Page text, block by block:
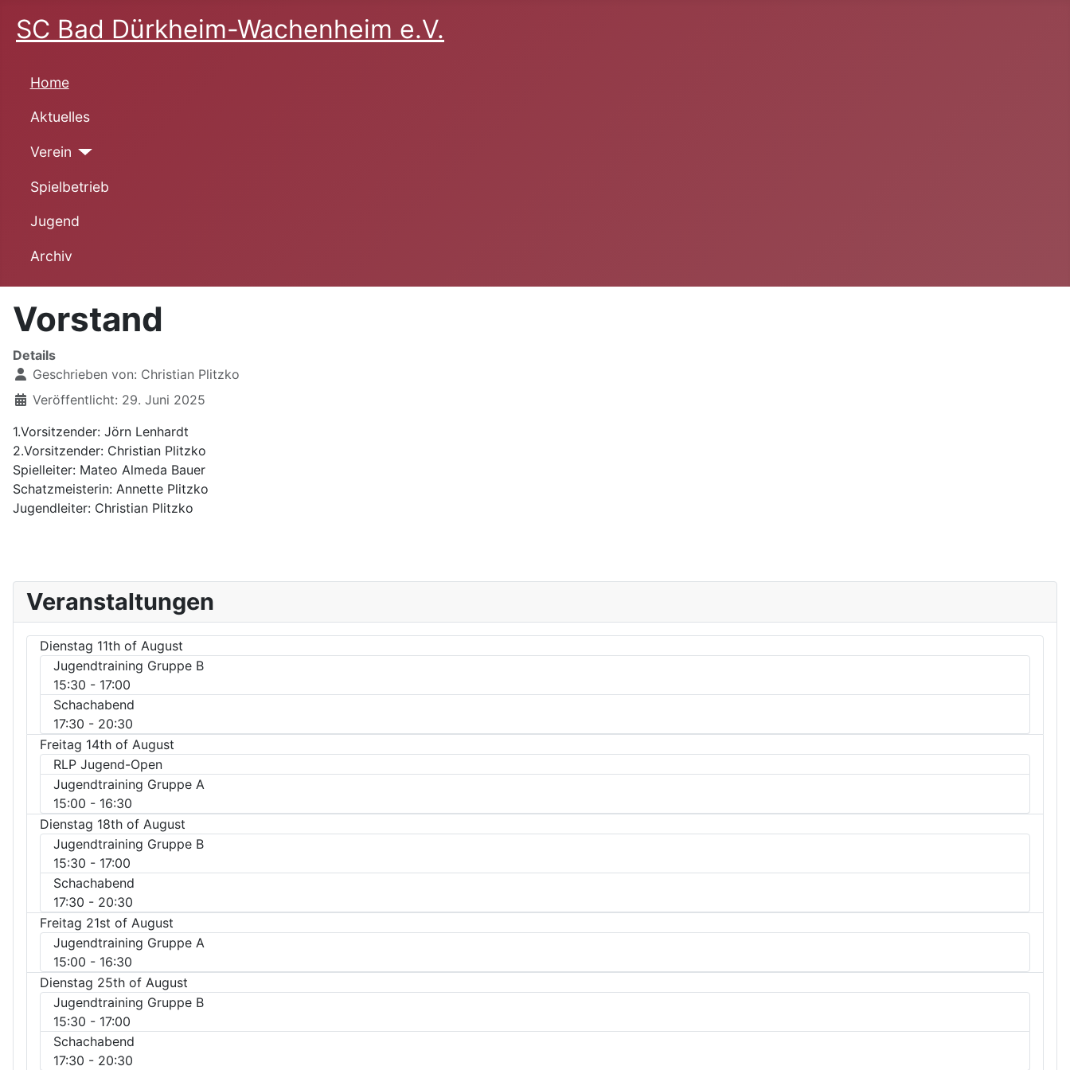
SC Bad Dürkheim-Wachenheim e.V.
Home
Aktuelles
Verein
Spielbetrieb
Jugend
Archiv
Veranstaltungen
Dienstag 11th of August
Jugendtraining Gruppe B
15:30 - 17:00
Schachabend
17:30 - 20:30
Freitag 14th of August
RLP Jugend-Open
Jugendtraining Gruppe A
15:00 - 16:30
Dienstag 18th of August
Jugendtraining Gruppe B
15:30 - 17:00
Schachabend
17:30 - 20:30
Freitag 21st of August
Jugendtraining Gruppe A
15:00 - 16:30
Dienstag 25th of August
Jugendtraining Gruppe B
15:30 - 17:00
Schachabend
17:30 - 20:30
Vorstand
Details
Geschrieben von: Christian Plitzko
Veröffentlicht: 29. Juni 2025
1.Vorsitzender: Jörn Lenhardt
2.Vorsitzender: Christian Plitzko
Spielleiter: Mateo Almeda Bauer
Schatzmeisterin: Annette Plitzko
Jugendleiter: Christian Plitzko